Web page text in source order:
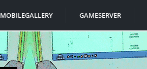
MOBILEGALLERY GAMESERVER